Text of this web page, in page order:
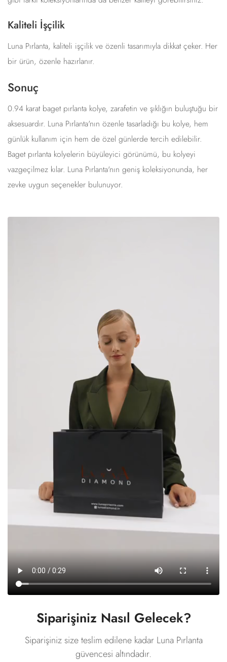
Kaliteli İşçilik
Luna Pırlanta, kaliteli işçilik ve özenli tasarımıyla dikkat çeker. Her
bir ürün, özenle hazırlanır.
Sonuç
0.94 karat baget pırlanta kolye, zarafetin ve şıklığın buluştuğu bir
aksesuardır. Luna Pırlanta'nın özenle tasarladığı bu kolye, hem
günlük kullanım için hem de özel günlerde tercih edilebilir.
Baget pırlanta kolyelerin büyüleyici görünümü, bu kolyeyi
vazgeçilmez kılar. Luna Pırlanta'nın geniş koleksiyonunda, her
zevke uygun seçenekler bulunuyor.
Siparişiniz Nasıl Gelecek?
Siparişiniz size teslim edilene kadar Luna Pırlanta
güvencesi altındadır.